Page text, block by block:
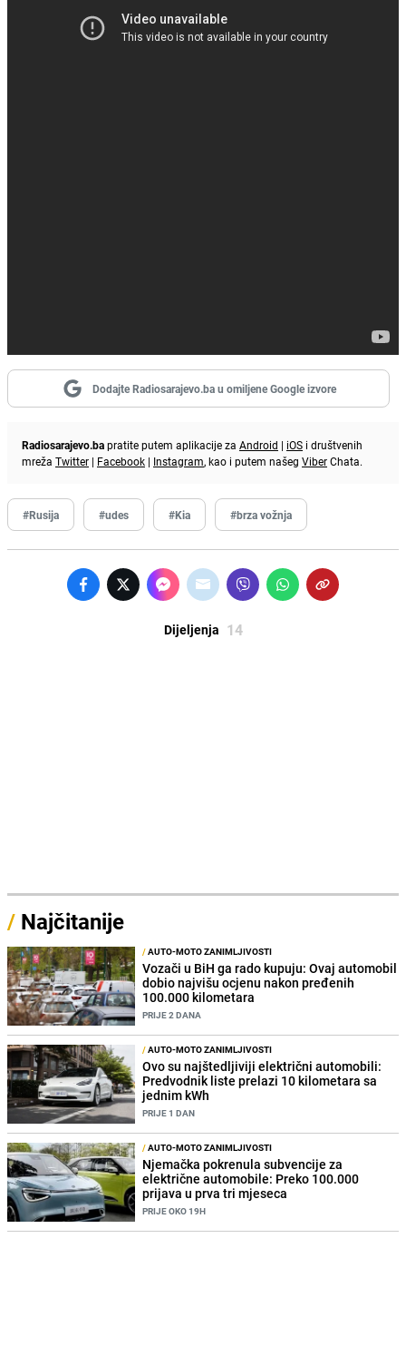
Dodajte Radiosarajevo.ba u omiljene Google izvore
Radiosarajevo.bapratite putem aplikacije za Android | iOS i društvenih
mreža Twitter | Facebook | Instagram, kao i putem našeg ViberChata.
#Rusija #udes #Kia #brza vožnja
Dijeljenja 14
/ Najčitanije
/AUTO-MOTO ZANIMLJIVOSTI
Vozači u BiH ga rado kupuju: Ovaj automobil
dobio najvišu ocjenu nakon pređenih
100.000 kilometara
PRIJE 2 DANA
/AUTO-MOTO ZANIMLJIVOSTI
Ovo su najštedljiviji električni automobili:
Predvodnik liste prelazi 10 kilometara sa
jednim kWh
PRIJE 1 DAN
/AUTO-MOTO ZANIMLJIVOSTI
Njemačka pokrenula subvencije za
električne automobile: Preko 100.000
prijava u prva tri mjeseca
PRIJE OKO 19H